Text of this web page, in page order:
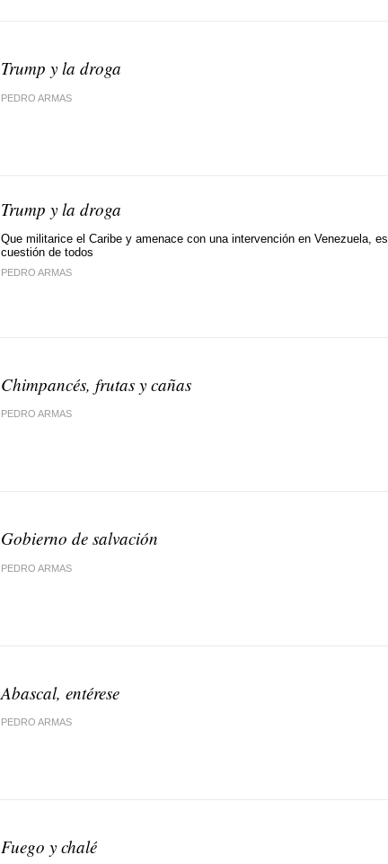
Trump y la droga
PEDRO ARMAS
Trump y la droga
Que militarice el Caribe y amenace con una intervención en Venezuela, es
cuestión de todos
PEDRO ARMAS
Chimpancés, frutas y cañas
PEDRO ARMAS
Gobierno de salvación
PEDRO ARMAS
Abascal, entérese
PEDRO ARMAS
Fuego y chalé